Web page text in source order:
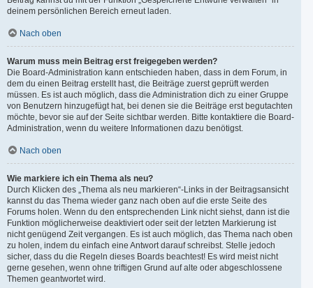
deinem persönlichen Bereich erneut laden.
Nach oben
Warum muss mein Beitrag erst freigegeben werden?
Die Board-Administration kann entschieden haben, dass in dem Forum, in
dem du einen Beitrag erstellt hast, die Beiträge zuerst geprüft werden
müssen. Es ist auch möglich, dass die Administration dich zu einer Gruppe
von Benutzern hinzugefügt hat, bei denen sie die Beiträge erst begutachten
möchte, bevor sie auf der Seite sichtbar werden. Bitte kontaktiere die Board-
Administration, wenn du weitere Informationen dazu benötigst.
Nach oben
Wie markiere ich ein Thema als neu?
Durch Klicken des „Thema als neu markieren“-Links in der Beitragsansicht
kannst du das Thema wieder ganz nach oben auf die erste Seite des
Forums holen. Wenn du den entsprechenden Link nicht siehst, dann ist die
Funktion möglicherweise deaktiviert oder seit der letzten Markierung ist
nicht genügend Zeit vergangen. Es ist auch möglich, das Thema nach oben
zu holen, indem du einfach eine Antwort darauf schreibst. Stelle jedoch
sicher, dass du die Regeln dieses Boards beachtest! Es wird meist nicht
gerne gesehen, wenn ohne triftigen Grund auf alte oder abgeschlossene
Themen geantwortet wird.